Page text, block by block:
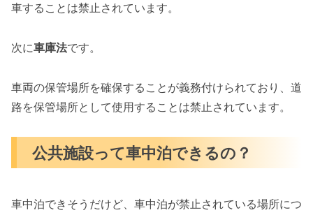
車することは禁止されています。
次に車庫法です。
車両の保管場所を確保することが義務付けられており、道
路を保管場所として使用することは禁止されています。
公共施設って車中泊できるの？
車中泊できそうだけど、車中泊が禁止されている場所につ